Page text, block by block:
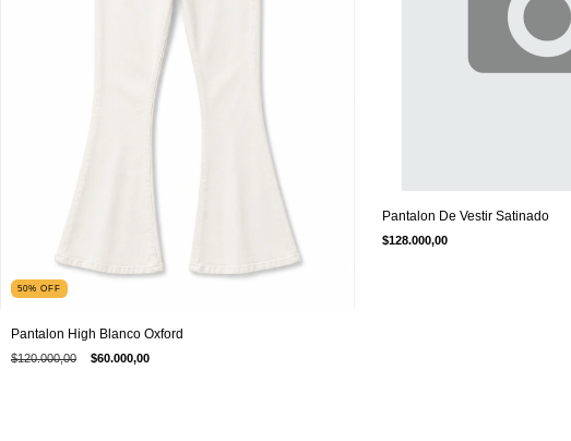
50% OFF
Pantalon High Blanco Oxford
$120.000,00 $60.000,00
Pantalon De Vestir Satinado
$128.000,00